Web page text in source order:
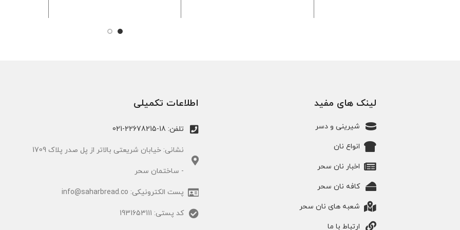
لینک های مفید
شیرینی و دسر
انواع نان
اخبار نان سحر
کافه نان سحر
شعبه های نان سحر
ارتباط با ما
اطلاعات تکمیلی
تلفن: 18-22678215-021
نشانی: خیابان شریعتی بالاتر از پل صدر پلاک 1709
- ساختمان سحر
پست الکترونیکی: info@saharbread.co
کد پستی: 1931653111